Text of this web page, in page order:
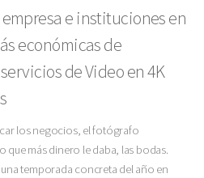
e instituciones en
económicas de
de Video en 4K
los negocios, el fotógrafo
más dinero le daba, las bodas.
temporada concreta del año en